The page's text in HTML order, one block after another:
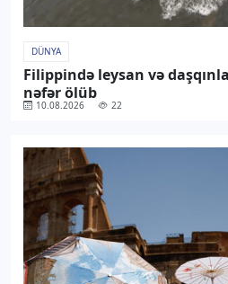
DÜNYA
Filippində leysan və
nəfər ölüb
10.08.2026 22